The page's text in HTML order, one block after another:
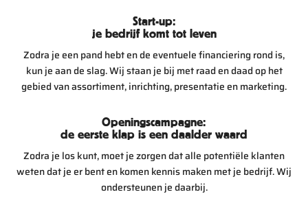
Start-up:
je bedrijf komt tot leven
Zodra je een pand hebt en de eventuele financiering rond is,
kun je aan de slag. Wij staan je bij met raad en daad op het
gebied van assortiment, inrichting, presentatie en marketing.
Openingscampagne:
de eerste klap is een daalder waard
Zodra je los kunt, moet je zorgen dat alle potentiële klanten
weten dat je er bent en komen kennis maken met je bedrijf. Wij
ondersteunen je daarbij.